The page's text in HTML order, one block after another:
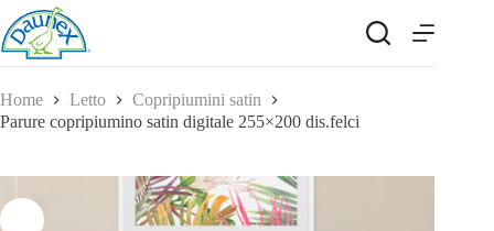
Salta
al
contenuto
Home Letto
Copripiumini satin
Parure copripiumino satin digitale 255×200 dis.felci